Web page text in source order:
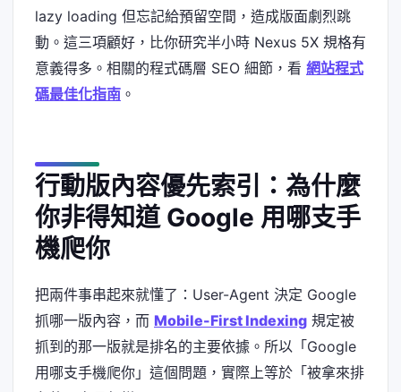
lazy loading 但忘記給預留空間，造成版面劇烈跳
動。這三項顧好，比你研究半小時 Nexus 5X 規格有
意義得多。相關的程式碼層 SEO 細節，看 網站程式
碼最佳化指南 。
行動版內容優先索引：為什麼
你非得知道 Google 用哪支手
機爬你
把兩件事串起來就懂了：User-Agent 決定 Google
抓哪一版內容，而 Mobile-First Indexing 規定被
抓到的那一版就是排名的主要依據。所以「Google
用哪支手機爬你」這個問題，實際上等於「被拿來排